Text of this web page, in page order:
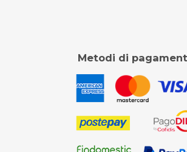
Metodi di